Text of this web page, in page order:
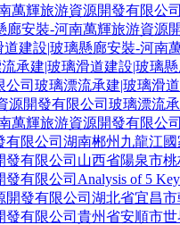
萬輝旅游資源開發有限公
廊安裝-河南萬輝旅游資源
建設|玻璃懸廊安裝-河南
承建|玻璃滑道建設|玻璃
公司 玻璃漂流承建|玻璃滑
源開發有限公司 玻璃漂流
萬輝旅游資源開發有限公
限公司 湖南郴州九龍江
有限公司 山西省陽泉市
有限公司 Analysis of 5
發有限公司 湖北省宜昌
有限公司 貴州省安順市